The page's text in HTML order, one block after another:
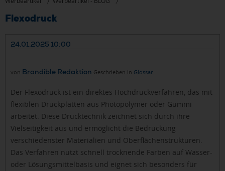
Flexodruck
24.01.2025 10:00
von Brandible Redaktion Geschrieben in Glossar
Der Flexodruck ist ein direktes Hochdruckverfahren, das mit
flexiblen Druckplatten aus Photopolymer oder Gummi
arbeitet. Diese Drucktechnik zeichnet sich durch ihre
Vielseitigkeit aus und ermöglicht die Bedruckung
verschiedenster Materialien und Oberflächenstrukturen.
Das Verfahren nutzt schnell trocknende Farben auf Wasser-
oder Lösungsmittelbasis und eignet sich besonders für